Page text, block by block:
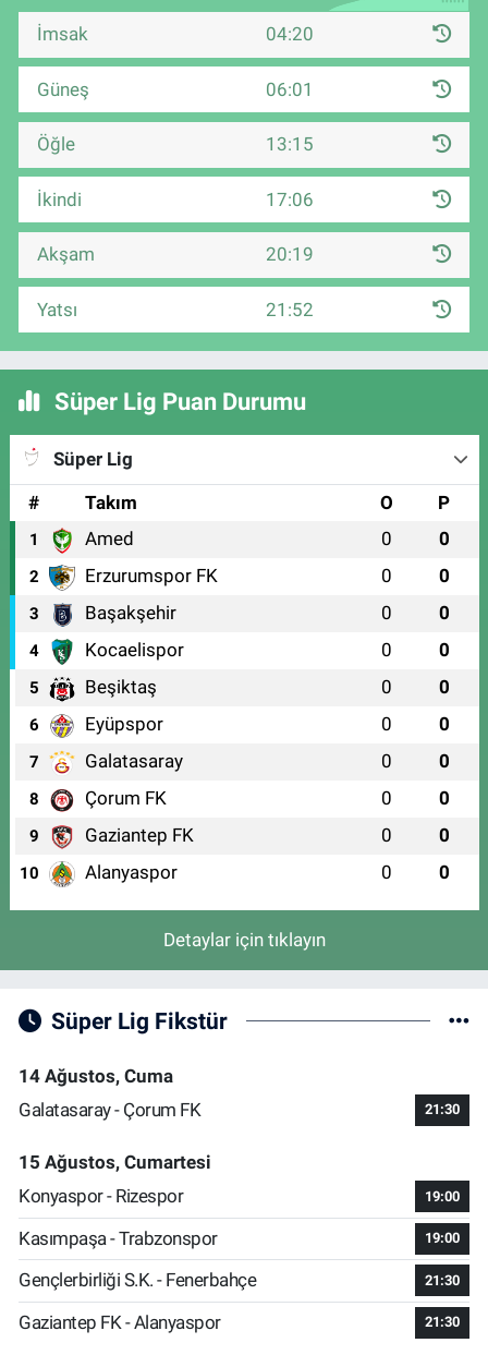
İmsak 04:20
Güneş 06:01
Öğle 13:15
İkindi 17:06
Akşam 20:19
Yatsı 21:52
Süper Lig Puan Durumu
Süper Lig
#
Takım O P
1 Amed 0 0
2 Erzurumspor FK 0 0
3 Başakşehir 0 0
4 Kocaelispor 0 0
5 Beşiktaş 0 0
6 Eyüpspor 0 0
7 Galatasaray 0 0
8 Çorum FK 0 0
9 Gaziantep FK 0 0
10 Alanyaspor 0 0
Detaylar için tıklayın
Süper Lig Fikstür
14 Ağustos, Cuma
Galatasaray - Çorum FK
21:30
15 Ağustos, Cumartesi
Konyaspor - Rizespor
19:00
Kasımpaşa - Trabzonspor 19:00
Gençlerbirliği S.K. - Fenerbahçe 21:30
Gaziantep FK - Alanyaspor 21:30